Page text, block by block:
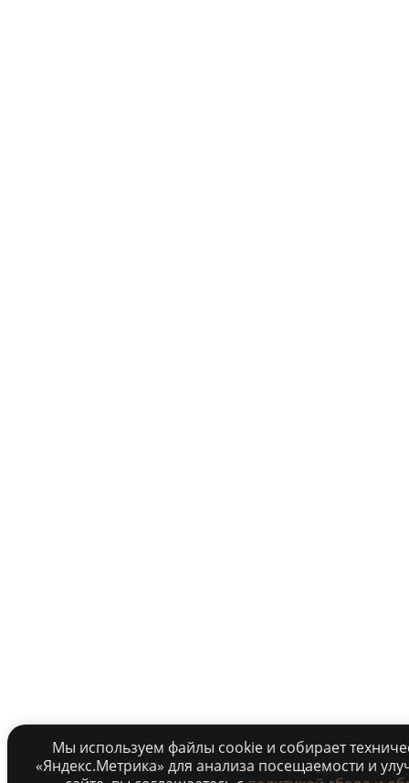
Мы используем файлы cookie и собирает
«Яндекс.Метрика» для анализа посещаемости и